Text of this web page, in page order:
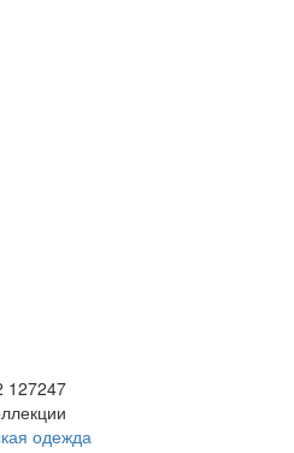
127247
одежда